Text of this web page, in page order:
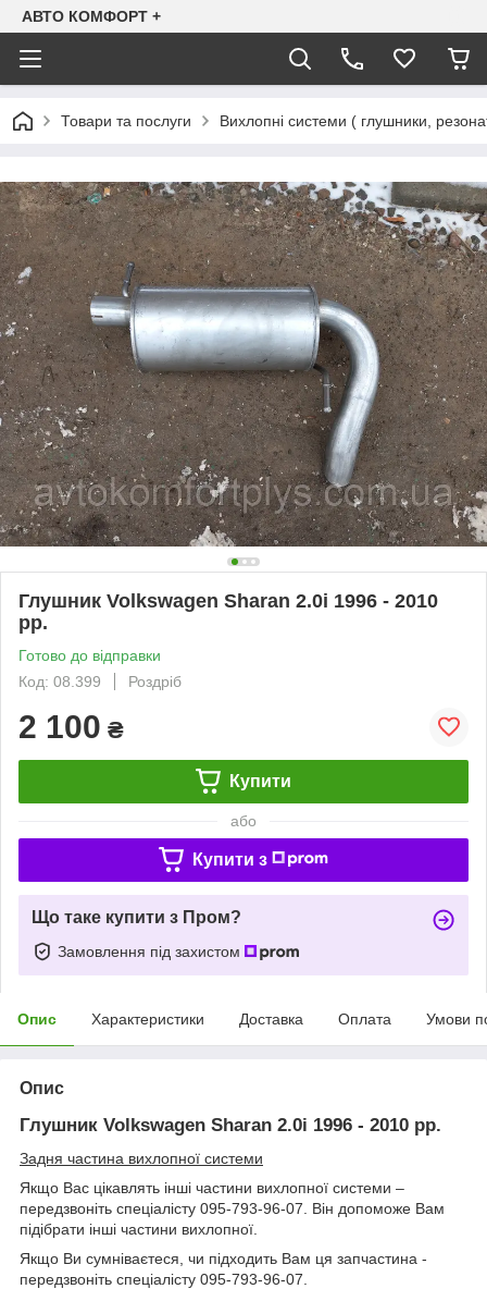
АВТО КОМФОРТ +
Товари та послуги Вихлопні системи ( глушники,
Глушник Volkswagen Sharan 2.0i 1996 - 2010
рр.
Готово до відправки
Код: 08.399
Роздріб
2 100 ₴
Купити
або
Купити з
Що таке купити з Пром?
Замовлення під захистом
Опис Характеристики Доставка Оплата Умови
Опис
Глушник Volkswagen Sharan 2.0i 1996 - 2010 рр.
Задня частина вихлопної системи
Якщо Вас цікавлять інші частини вихлопної системи –
передзвоніть спеціалісту 095-793-96-07. Він допоможе Вам
підібрати інші частини вихлопної.
Якщо Ви сумніваєтеся, чи підходить Вам ця запчастина -
передзвоніть спеціалісту 095-793-96-07.